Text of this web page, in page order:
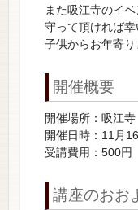
また吸江寺のイ
守って頂ければ幸
子供からお年寄
開催概要
開催場所：吸江
開催日時：11月
受講費用：500円
講座のおお